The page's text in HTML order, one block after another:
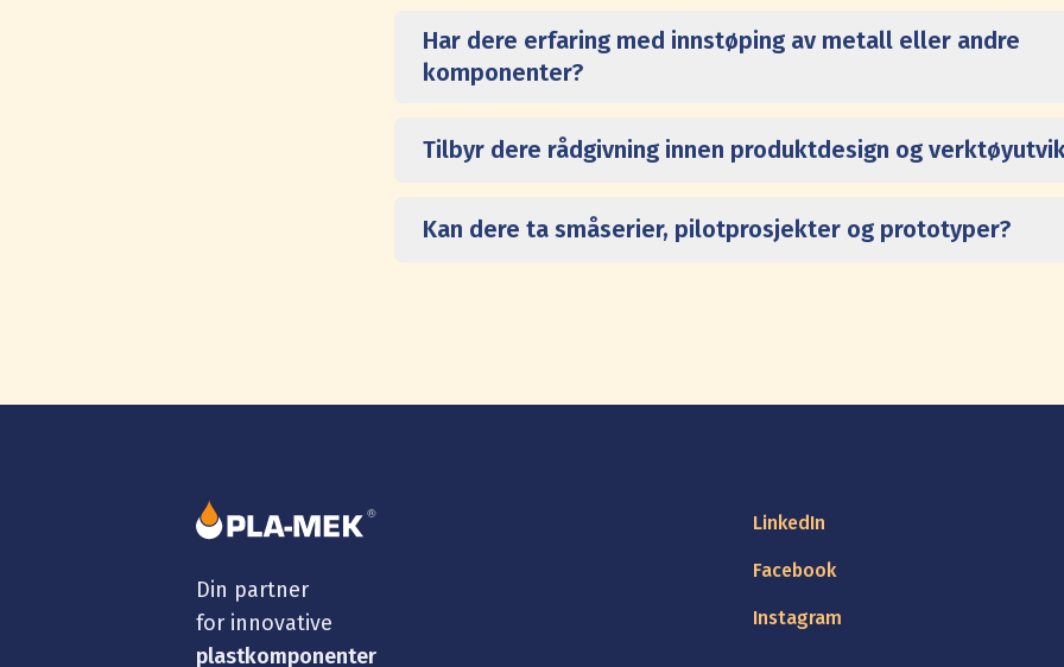
Har dere erfaring med innstøping av metall eller andre
komponenter?
Tilbyr dere rådgivning innen produktdesign og
Kan dere ta småserier, pilotprosjekter og prototyper?
Din partner
for innovative
plastkomponenter
LinkedIn
Facebook
Instagram